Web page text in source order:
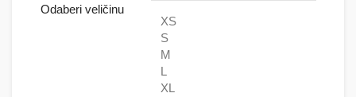
Odaberi veličinu
XS
S
M
L
XL